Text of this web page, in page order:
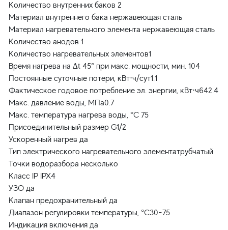
Количество внутренних баков 2
Материал внутреннего бака нержавеющая сталь
Материал нагревательного элемента нержавеющая сталь
Количество анодов 1
Количество нагревательных элементов1
Время нагрева на ∆t 45° при макс. мощности, мин. 104
Постоянные суточные потери, кВт⋅ч/сут1.1
Фактическое годовое потребление эл. энергии, кВт⋅ч642.4
Макс. давление воды, МПа0.7
Макс. температура нагрева воды, °С 75
Присоединительный размер G1/2
Ускоренный нагрев да
Тип электрического нагревательного элементатрубчатый
Точки водоразбора несколько
Класс IP IPX4
УЗО да
Клапан предохранительный да
Диапазон регулировки температуры, °С30-75
Индикация включения да